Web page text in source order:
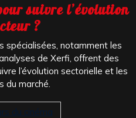
suivre l’évolution
?
spécialisées, notamment les
de Xerfi, offrent des
l’évolution sectorielle et les
du marché.
du cinéma